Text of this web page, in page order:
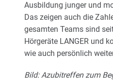
Ausbildung junger und
Das zeigen auch die
gesamten Teams sind
Hörgeräte LANGER und
wie auch persönlich
Bild: Azubitreffen zum